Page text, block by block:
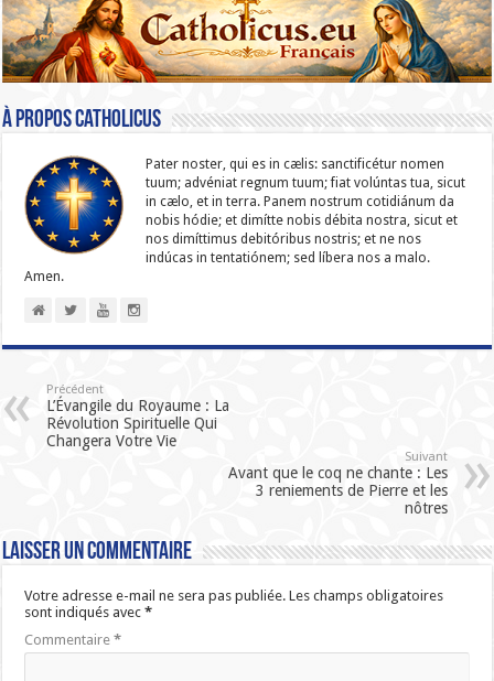
À propos catholicus
Pater noster, qui es in cælis: sanc­ti­ficétur nomen
tuum; advéniat regnum tuum; fiat volúntas tua, sicut
in cælo, et in terra. Panem nostrum cotidiánum da
nobis hódie; et dimítte nobis débita nostra, sicut et
nos dimíttimus debitóribus nostris; et ne nos
indúcas in ten­ta­tiónem; sed líbera nos a malo.
Amen.
Précédent
L’Évangile du Royaume : La
Révolution Spirituelle Qui
Changera Votre Vie
Suivant
Avant que le coq ne chante : Les
3 reniements de Pierre et les
nôtres
Laisser un commentaire
Votre adresse e-mail ne sera pas publiée. Les champs obligatoires
sont indiqués avec*
Commentaire*